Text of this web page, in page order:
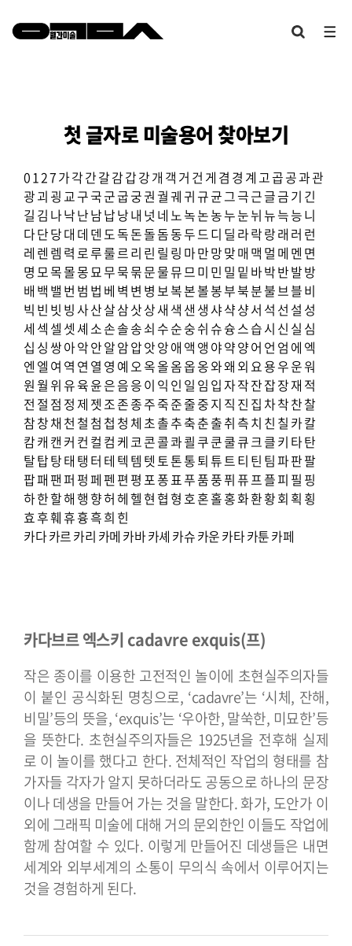
첫 글자로 미술용어 찾아보기
0 1 27가각간갈감갑강개 객 거 건 게 겸 경 계 고곱공과관
광괴 굉 교구국군굽궁권 궐궤귀규균그극근글금기 긴
길 김 나낙난남납낭내 넛 네 노녹논농누눈뉘뉴늑능니
다단당대 데 덴 도독돈돌돔동두드디 딜 라락랑래 러 런
레 렌 렘 력 로루룰르리 린 릴 링 마만망맞매 맥 멀 메 멘 면
명 모목몰몽묘무묵묶문물뮤므미 민 밀 밑 바박반발방
배 백 밸 번 범 법 베 벽 변 병 보복본볼봉부북분불브블비
빅 빈 빗 빙사산살삼삿상새 색 샌 생샤샥샹서 석 선 설 성
세 섹 셀 셋셰 소손솔송쇠수순숭쉬슈슝스습시 신 실 심
십 싱 쌍아악안알암압앗앙애 액 앵 야약양어 언 엄 에 엑
엔 엘 여 역 연 열 영 예 오옥올옴옵옹와왜 외 요용우운워
원월 위유육윤은음응이 익 인 일 임 입자작잔잡장재 적
전 절 점 정 제 젯 조존종주죽준줄중지 직 진 집 차착찬찰
참창채 천 철 첨 첩 청 체 초촐추축춘출취측치 친 칠 카칼
캄캐 캔 커 컨 컬 컴 케 코콘콜콰쾰 쿠쿤쿨큐크클키 타탄
탈탑탕태 탱 터 테 텍 템 텟 토톤통퇴튜트티 틴 팀파판팔
팝패팬퍼 펑페펜 편 평 포퐁표푸품풍퓌 퓨프플피 필 핑
하한할해행 향허헤헬 현협 형 호혼홀홍화환황회 획 횡
효 후훼휴흉흑희 힌
카다카르카리 카메 카바카셰 카슈카운카타카툰카페
카다브르 엑스키 cadavre exquis(프)
작은 종이를 이용한 고전적인 놀이에 초현실주의자들
이 붙인 공식화된 명칭으로, ‘cadavre’는 ‘시체, 잔해,
비밀’등의 뜻을, ‘exquis’는 ‘우아한, 말쑥한, 미묘한’등
을 뜻한다. 초현실주의자들은 1925년을 전후해 실제
로 이 놀이를 했다고 한다. 전체적인 작업의 형태를 참
가자들 각자가 알지 못하더라도 공동으로 하나의 문장
이나 데생을 만들어 가는 것을 말한다. 화가, 도안가 이
외에 그래픽 미술에 대해 거의 문외한인 이들도 작업에
함께 참여할 수 있다. 이렇게 만들어진 데생들은 내면
세계와 외부세계의 소통이 무의식 속에서 이루어지는
것을 경험하게 된다.